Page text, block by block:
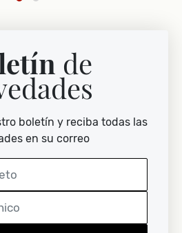
de
boletín y reciba todas las
en su correo